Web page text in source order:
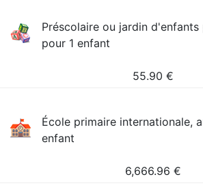
Préscolaire ou jardin d'enfants
pour 1 enfant
55.90 €
École primaire internationale,
enfant
6,666.96 €